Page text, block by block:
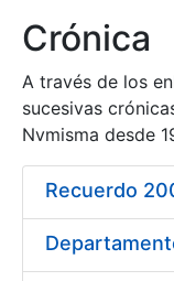
Erakutsi/Ezkutatu
Erakutsi/Ezkutatu
Crónica
A través de los
sucesivas
Nvmisma desde
Recuerdo